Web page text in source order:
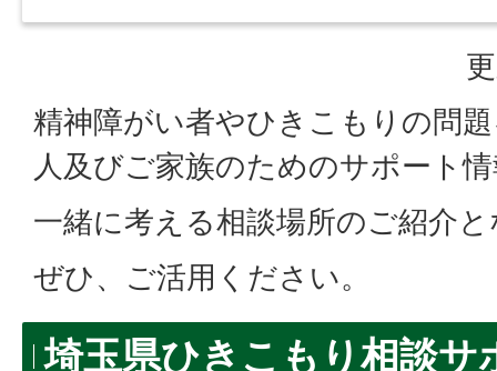
精神障がい者やひきこもりの問
人及びご家族のためのサポート
一緒に考える相談場所のご紹介
ぜひ、ご活用ください。
埼玉県ひきこもり相談サ